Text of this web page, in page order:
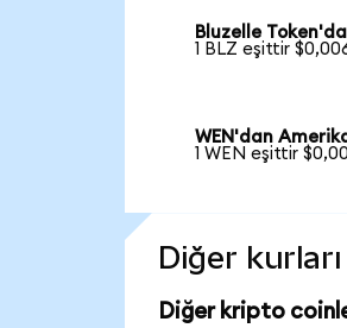
Bluzelle
1 BLZ eşittir
WEN'dan
1 WEN eşittir
Diğer
Diğer kripto